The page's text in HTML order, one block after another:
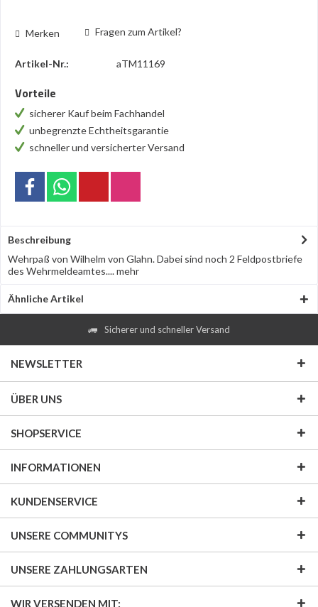
Merken Fragen zum Artikel?
Artikel-Nr.: aTM11169
Vorteile
sicherer Kauf beim Fachhandel
unbegrenzte Echtheitsgarantie
schneller und versicherter Versand
Beschreibung
Wehrpaß von Wilhelm von Glahn. Dabei sind noch 2 Feldpostbriefe
des Wehrmeldeamtes....mehr
Ähnliche Artikel
Sicherer und schneller Versand
NEWSLETTER
ÜBER UNS
SHOPSERVICE
INFORMATIONEN
KUNDENSERVICE
UNSERE COMMUNITYS
UNSERE ZAHLUNGSARTEN
WIR VERSENDEN MIT: